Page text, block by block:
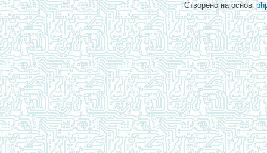
Створено на основі